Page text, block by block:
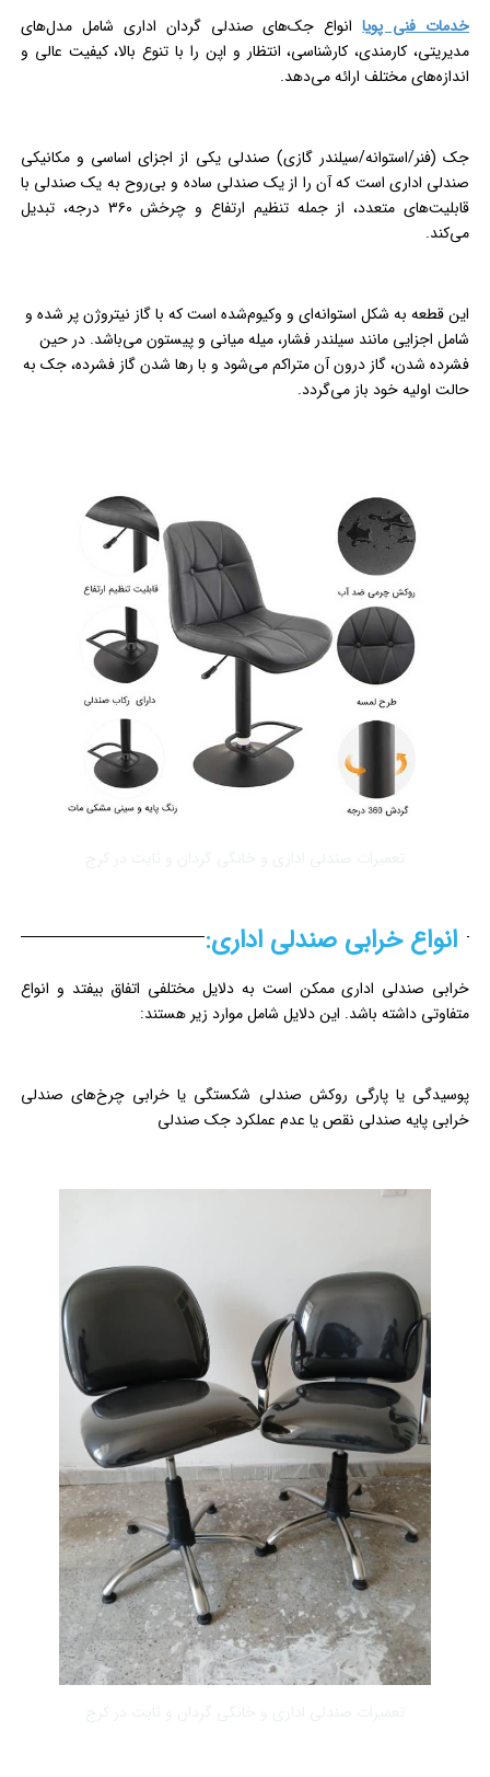
خدمات فنی پویاانواع جک‌های صندلی گردان اداری شامل مدل‌های
مدیریتی، کارمندی، کارشناسی، انتظار و اپن را با تنوع بالا، کیفیت عالی و
اندازه‌های مختلف ارائه می‌دهد.
جک (فنر/استوانه/سیلندر گازی) صندلی یکی از اجزای اساسی و مکانیکی
صندلی اداری است که آن را از یک صندلی ساده و بی‌روح به یک صندلی با
قابلیت‌های متعدد، از جمله تنظیم ارتفاع و چرخش ۳۶۰ درجه، تبدیل
می‌کند.
این قطعه به شکل استوانه‌ای و وکیوم‌شده است که با گاز نیتروژن پر شده و
شامل اجزایی مانند سیلندر فشار، میله میانی و پیستون می‌باشد. در حین
فشرده شدن، گاز درون آن متراکم می‌شود و با رها شدن گاز فشرده، جک به
حالت اولیه خود باز می‌گردد.
انواع خرابی صندلی اداری:
خرابی صندلی اداری ممکن است به دلایل مختلفی اتفاق بیفتد و انواع
متفاوتی داشته باشد. این دلایل شامل موارد زیر هستند:
پوسیدگی یا پارگی روکش صندلی شکستگی یا خرابی چرخ‌های صندلی
خرابی پایه صندلی نقص یا عدم عملکرد جک صندلی